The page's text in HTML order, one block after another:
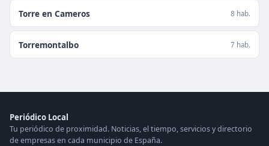
Torre en Cameros 8 hab.
Torremontalbo 7 hab.
Periódico Local
Tu periódico de proximidad. Noticias, el tiempo, servicios y directorio
de empresas en cada municipio de España.